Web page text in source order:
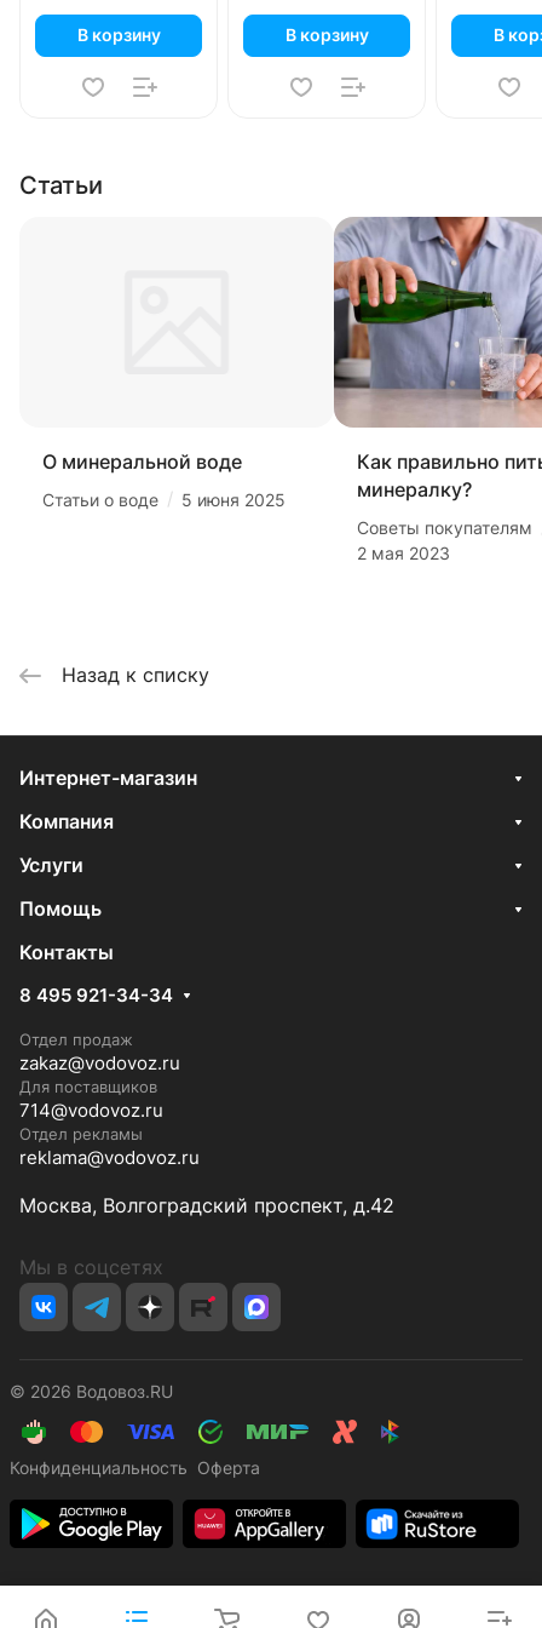
В корзину В корзину В
Статьи
О минеральной воде
Статьи о воде / 5 июня 2025
Как правильно
минералку?
Советы покупателям
2 мая 2023
Назад к списку
Интернет-магазин
Компания
Услуги
Помощь
Контакты
8 495 921-34-34
Отдел продаж
zakaz@vodovoz.ru
Для поставщиков
714@vodovoz.ru
Отдел рекламы
reklama@vodovoz.ru
Москва, Волгоградский проспект, д.42
Мы в соцсетях
© 2026 Водовоз.RU
Конфиденциальность Оферта